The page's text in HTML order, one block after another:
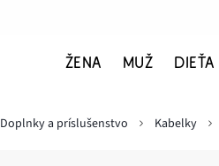
ŽENA MUŽ DIEŤA
Doplnky a príslušenstvo Kabelky